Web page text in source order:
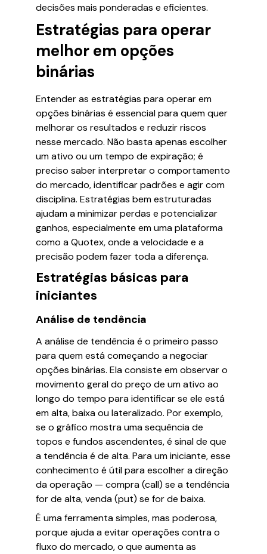
decisões mais ponderadas e eficientes.
Estratégias para operar
melhor em opções
binárias
Entender as estratégias para operar em
opções binárias é essencial para quem quer
melhorar os resultados e reduzir riscos
nesse mercado. Não basta apenas escolher
um ativo ou um tempo de expiração; é
preciso saber interpretar o comportamento
do mercado, identificar padrões e agir com
disciplina. Estratégias bem estruturadas
ajudam a minimizar perdas e potencializar
ganhos, especialmente em uma plataforma
como a Quotex, onde a velocidade e a
precisão podem fazer toda a diferença.
Estratégias básicas para
iniciantes
Análise de tendência
A análise de tendência é o primeiro passo
para quem está começando a negociar
opções binárias. Ela consiste em observar o
movimento geral do preço de um ativo ao
longo do tempo para identificar se ele está
em alta, baixa ou lateralizado. Por exemplo,
se o gráfico mostra uma sequência de
topos e fundos ascendentes, é sinal de que
a tendência é de alta. Para um iniciante, esse
conhecimento é útil para escolher a direção
da operação — compra (call) se a tendência
for de alta, venda (put) se for de baixa.
É uma ferramenta simples, mas poderosa,
porque ajuda a evitar operações contra o
fluxo do mercado, o que aumenta as